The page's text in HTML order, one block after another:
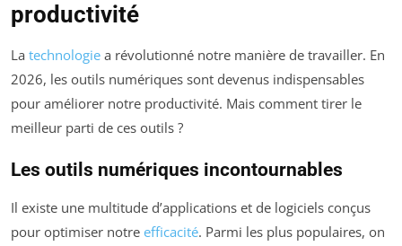
productivité
La technologie a révolutionné notre manière de travailler. En
2026, les outils numériques sont devenus indispensables
pour améliorer notre productivité. Mais comment tirer le
meilleur parti de ces outils ?
Les outils numériques incontournables
Il existe une multitude d’applications et de logiciels conçus
pour optimiser notre efficacité. Parmi les plus populaires, on